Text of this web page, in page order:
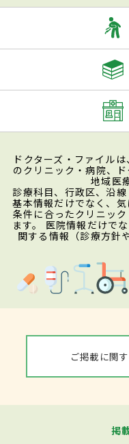
ドクターズ・ファイル
のクリニック・病院、
地域医
診療科目、行政区、沿
基本情報だけでなく、
条件に合ったクリニッ
ます。 医院情報だけで
関する情報（診療方針
ご掲載に関
掲